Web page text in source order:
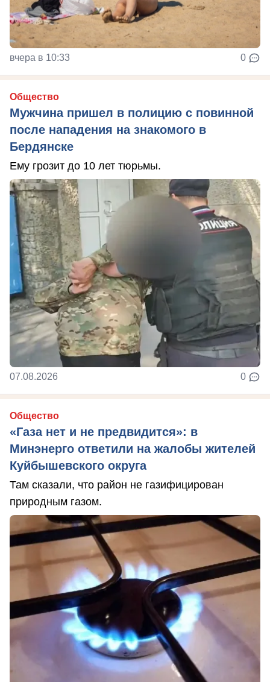
вчера в 10:33 0
Общество
Мужчина пришел в полицию с повинной
после нападения на знакомого в
Бердянске
Ему грозит до 10 лет тюрьмы.
07.08.2026 0
Общество
«Газа нет и не предвидится»: в
Минэнерго ответили на жалобы жителей
Куйбышевского округа
Там сказали, что район не газифицирован
природным газом.